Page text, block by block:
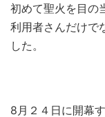
初めて聖火を目の
利用者さんだけで
した。
8月２４日に開幕